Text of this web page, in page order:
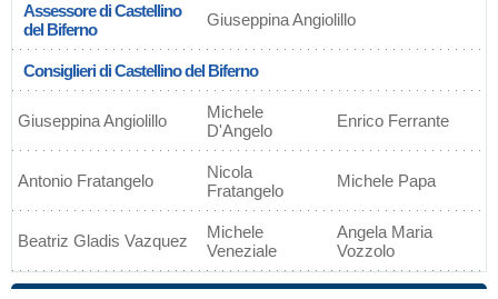
Assessore di Castellino
del Biferno
Giuseppina Angiolillo
Consiglieri di Castellino del Biferno
Giuseppina Angiolillo
Michele
D'Angelo
Enrico Ferrante
Antonio Fratangelo
Nicola
Fratangelo
Michele Papa
Beatriz Gladis Vazquez
Michele
Veneziale
Angela Maria
Vozzolo